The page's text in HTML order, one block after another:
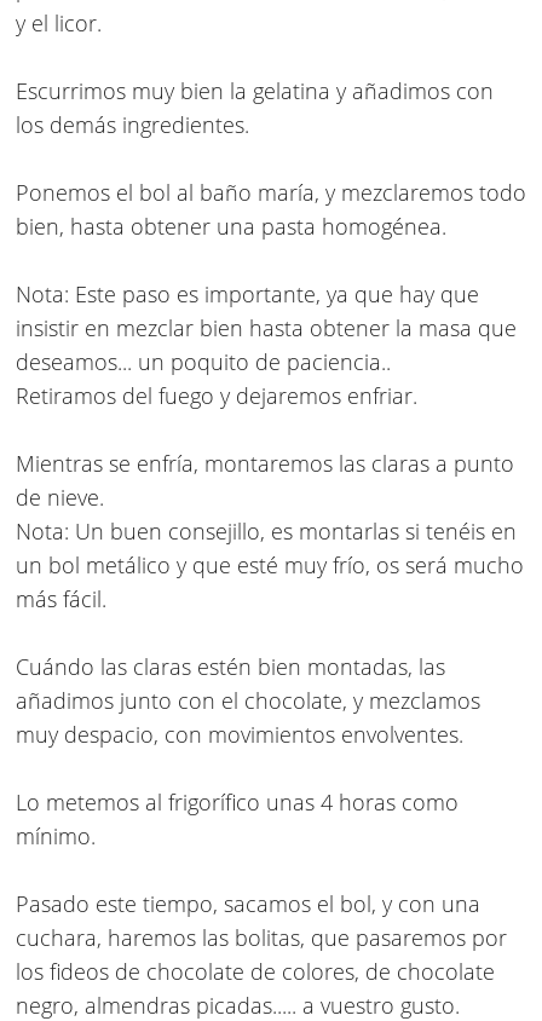
y el licor.
Escurrimos muy bien la gelatina y añadimos con
los demás ingredientes.
Ponemos el bol al baño maría, y mezclaremos todo
bien, hasta obtener una pasta homogénea.
Nota: Este paso es importante, ya que hay que
insistir en mezclar bien hasta obtener la masa que
deseamos... un poquito de paciencia..
Retiramos del fuego y dejaremos enfriar.
Mientras se enfría, montaremos las claras a punto
de nieve.
Nota: Un buen consejillo, es montarlas si tenéis en
un bol metálico y que esté muy frío, os será mucho
más fácil.
Cuándo las claras estén bien montadas, las
añadimos junto con el chocolate, y mezclamos
muy despacio, con movimientos envolventes.
Lo metemos al frigorífico unas 4 horas como
mínimo.
Pasado este tiempo, sacamos el bol, y con una
cuchara, haremos las bolitas, que pasaremos por
los fideos de chocolate de colores, de chocolate
negro, almendras picadas..... a vuestro gusto.